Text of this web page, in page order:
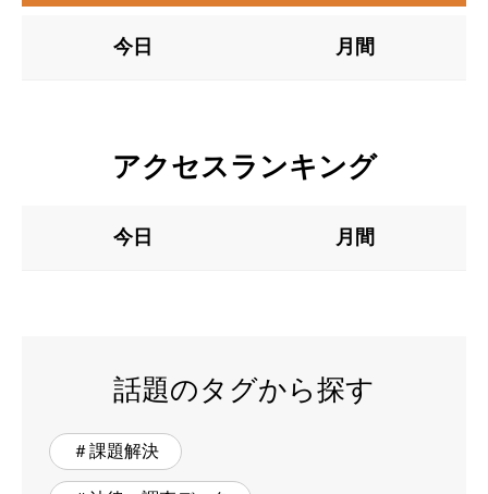
今日 月間
アクセスランキング
今日 月間
話題のタグから探す
＃課題解決